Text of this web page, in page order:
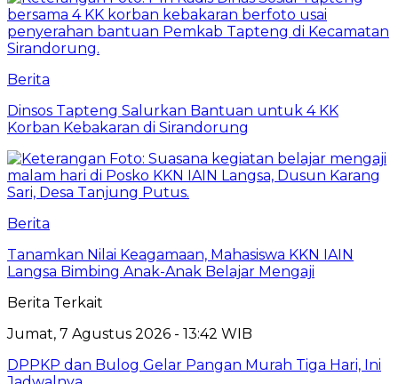
Berita
Dinsos Tapteng Salurkan Bantuan untuk 4 KK
Korban Kebakaran di Sirandorung
Berita
Tanamkan Nilai Keagamaan, Mahasiswa KKN IAIN
Langsa Bimbing Anak-Anak Belajar Mengaji
Berita Terkait
Jumat, 7 Agustus 2026 - 13:42 WIB
DPPKP dan Bulog Gelar Pangan Murah Tiga Hari, Ini